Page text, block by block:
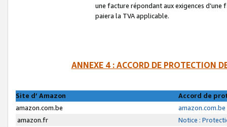
une facture répondant aux exigences
paiera la TVA applicable.
ANNEXE 4 : ACCORD DE PROTECTION
Site d’ Amazon
Accord de
amazon.com.be
amazon.fr
Notice :